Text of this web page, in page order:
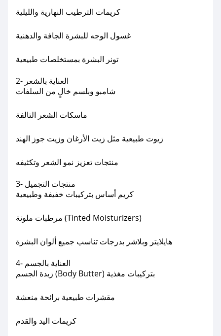
كريمات الترطيب النهارية والليلية
غسول الوجه للبشرة الجافة والدهنية
تونر البشرة بمستخلصات طبيعية
2- العناية بالشعر
شامبو وبلسم خالٍ من السلفات
ماسكات الشعر التالفة
زيوت طبيعية مثل زيت الأرغان وزيت جوز الهند
منتجات تعزيز نمو الشعر وتكثيفه
3- منتجات التجميل
كريم أساس بتركيبات خفيفة وطبيعية
مرطبات ملونة (Tinted Moisturizers)
هايلايتر وبلاشر بدرجات تناسب جميع ألوان البشرة
4- العناية بالجسم
زبدة الجسم (Body Butter) بتركيبات مغذية
مقشرات طبيعية برائحة منعشة
كريمات اليد والقدم